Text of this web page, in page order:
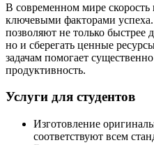
В современном мире скорость
ключевыми факторами
позволяют не только быстрее
но и сберегать ценные
задачам помогает
продуктивность.
Услуги для студентов
Изготовление
соответствуют всем